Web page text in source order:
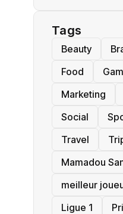
Tags
Beauty
Food
Marketing
Social
Travel
Mamadou
meilleur
Ligue 1